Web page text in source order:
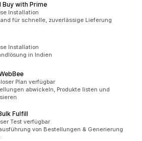
Buy with Prime
Installation
für schnelle, zuverlässige Lieferung
Installation
in Indien
Plan verfügbar
abwickeln, Produkte listen und
Fulfill
Test verfügbar
von Bestellungen & Generierung